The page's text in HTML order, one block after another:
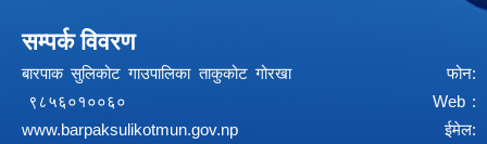
सम्पर्क विवरण
बारपाक सुलिकोट गाउपालिका ताकुकोट गोरखा फोन:
९८५६०१००६० Web :
www.barpaksulikotmun.gov.np
ईमेल: